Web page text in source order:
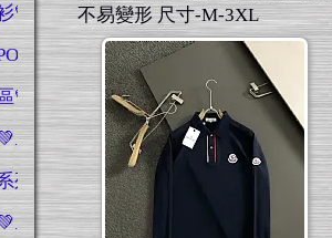
💚 ...622
...2433
💚...2688
...3130
列💚 ...990
...579
不易變形 尺寸-M-3XL